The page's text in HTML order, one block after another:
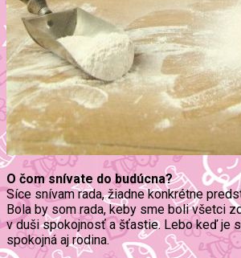
O čom snívate do budúcna?
Síce snívam rada, žiadne konkrétne
Bola by som rada, keby sme boli všetci
v duši spokojnosť a šťastie. Lebo keď je
spokojná aj rodina.